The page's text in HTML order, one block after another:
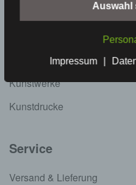
LOVE YOUR DORF
Grußkarten
Kunstwerke
Kunstdrucke
Service
Versand & Lieferung
Auswahl
Impressum